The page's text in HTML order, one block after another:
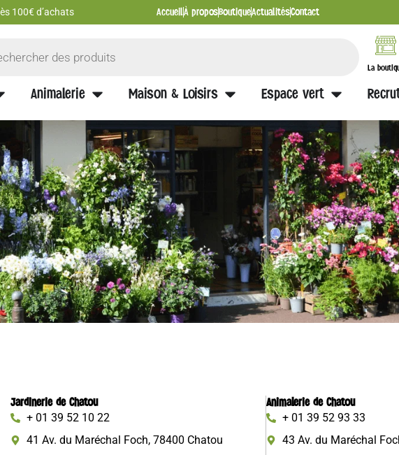
100€ d’achats AccueilÀ proposBoutiqueActualitésContact
La
Animalerie Maison & Loisirs Espace vert
Jardinerie de Chatou
+ 01 39 52 10 22
41 Av. du Maréchal Foch, 78400 Chatou
Animalerie de Chatou
+ 01 39 52 93 33
43 Av. du Maréchal